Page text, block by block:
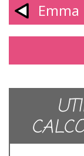
Emma